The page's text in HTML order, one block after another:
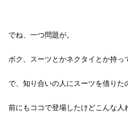
でね、一つ問題が。
ボク、スーツとかネクタイとか持っ
で、知り合いの人にスーツを借りた
前にもココで登場したけどこんな人